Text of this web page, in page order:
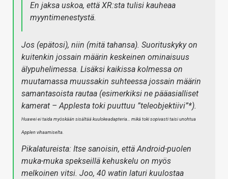
En jaksa uskoa, että XR:sta tulisi kauheaa
myyntimenestystä.
Jos (epätosi), niin (mitä tahansa). Suorituskyky on
kuitenkin jossain määrin keskeinen ominaisuus
älypuhelimessa. Lisäksi kaikissa kolmessa on
muutamassa muussakin suhteessa jossain määrin
samantasoista rautaa (esimerkiksi ne pääasialliset
kamerat – Applesta toki puuttuu ”teleobjektiivi”*).
Huawei ei taida myöskään sisältää kuulokeadapteria… mikä toki sopivasti taisi unohtua
Applen vihaamiselta.
Pikalatureista: Itse sanoisin, että Android-puolen
muka-muka spekseillä kehuskelu on myös
melkoinen vitsi. Joo, 40 watin laturi kuulostaa